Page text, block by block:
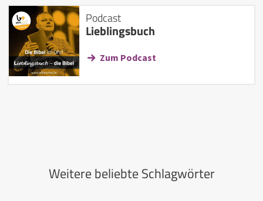
Podcast
Lieblingsbuch
Zum Podcast
Weitere beliebte Schlagwörter